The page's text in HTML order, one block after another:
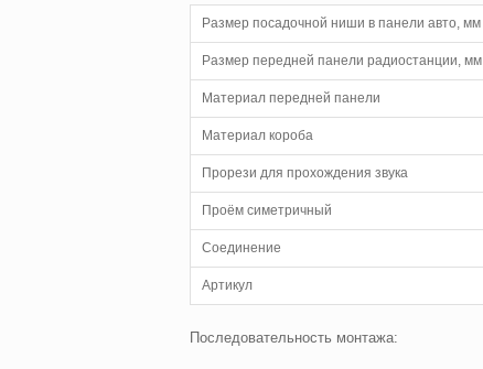
Размер посадочной ниши в панели авто, мм
Размер передней панели радиостанции, мм
Материал передней панели
Материал короба
Прорези для прохождения звука
Проём симетричный
Соединение
Артикул
Последовательность монтажа: